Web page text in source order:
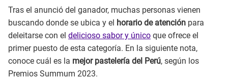
Tras el anunció del ganador, muchas personas vienen
buscando donde se ubica y el horario de atención para
deleitarse con el delicioso sabor y único que ofrece el
primer puesto de esta categoría. En la siguiente nota,
conoce cuál es la mejor pastelería del Perú, según los
Premios Summum 2023.